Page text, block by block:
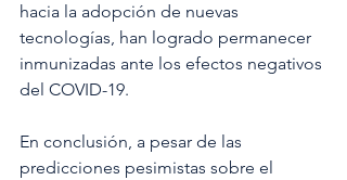
hacia la adopción de nuevas
tecnologías, han logrado permanecer
inmunizadas ante los efectos negativos
del COVID-19.
En conclusión, a pesar de las
predicciones pesimistas sobre el